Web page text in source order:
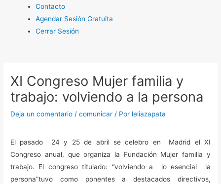
Contacto
Agendar Sesión Gratuita
Cerrar Sesión
XI Congreso Mujer familia y
trabajo: volviendo a la persona
Deja un comentario /comunicar / Por leliazapata
El pasado 24 y 25 de abril se celebro en Madrid el XI
Congreso anual, que organiza la Fundación Mujer familia y
trabajo. El congreso titulado: “volviendo a lo esencial la
persona”tuvo como ponentes a destacados directivos,
entradas